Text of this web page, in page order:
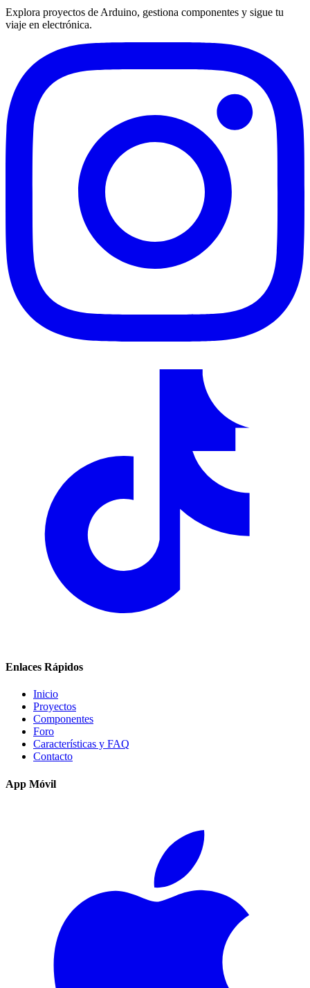
Explora proyectos de Arduino, gestiona componentes y sigue tu
viaje en electrónica.
Enlaces Rápidos
Inicio
Proyectos
Componentes
Foro
Características y FAQ
Contacto
App Móvil